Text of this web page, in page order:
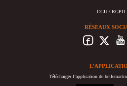
CGU / RGPD
RÉSEAUX
Télécharger l’application de